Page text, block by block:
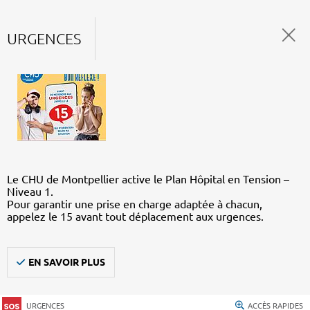
URGENCES
Le CHU de Montpellier active le Plan Hôpital en Tension –
Niveau 1.
Pour garantir une prise en charge adaptée à chacun,
appelez le 15 avant tout déplacement aux urgences.
EN SAVOIR PLUS
URGENCES ACCÈS RAPIDES